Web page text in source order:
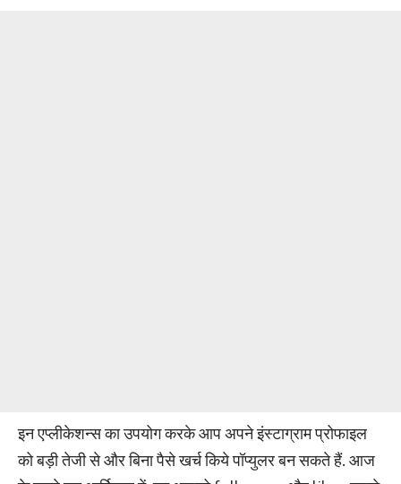
इन एप्लीकेशन्स का उपयोग करके आप अपने इंस्टाग्राम प्रोफाइल
को बड़ी तेजी से और बिना पैसे खर्च किये पॉप्युलर बन सकते हैं. आज